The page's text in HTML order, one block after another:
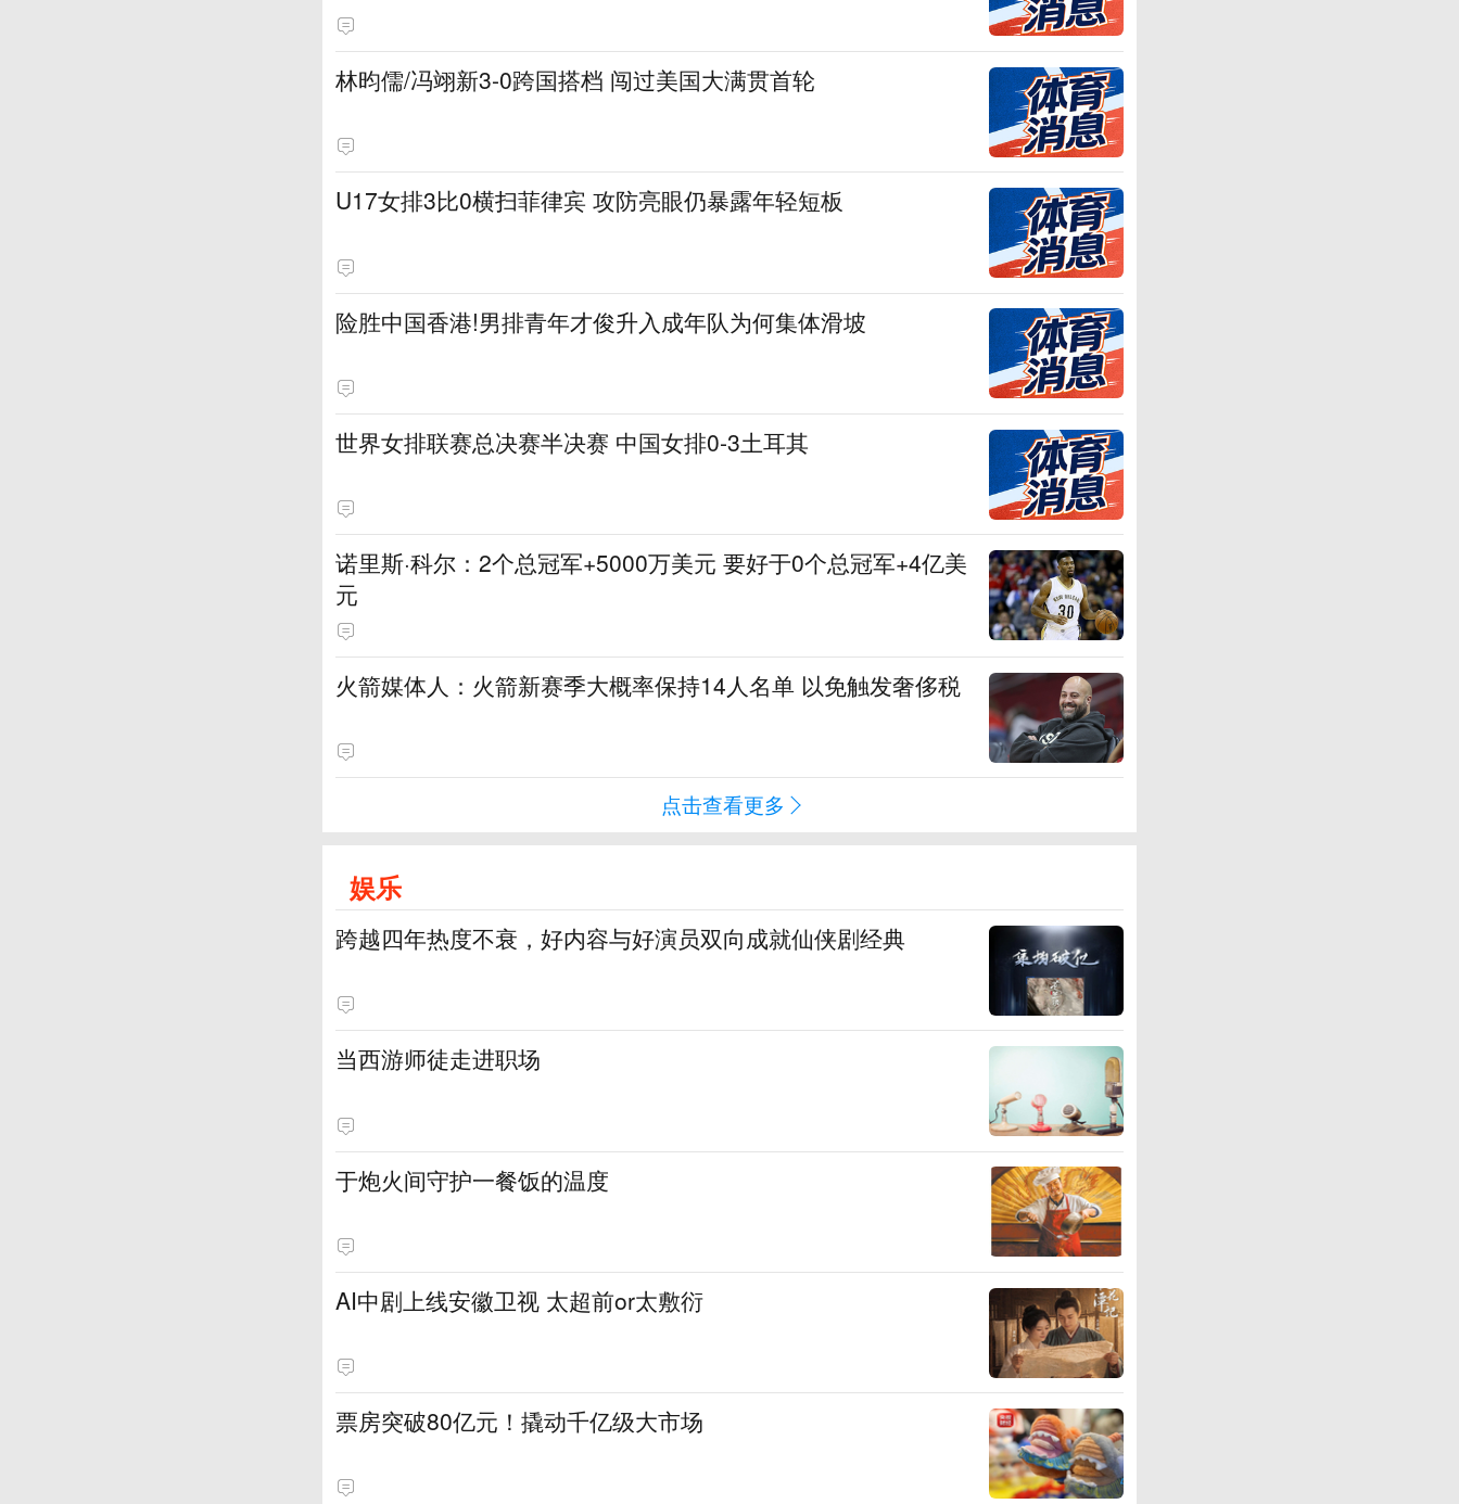
林昀儒/冯翊新3-0跨国搭档 闯过美国大满贯首轮
U17女排3比0横扫菲律宾 攻防亮眼仍暴露年轻短板
险胜中国香港!男排青年才俊升入成年队为何集体滑坡
世界女排联赛总决赛半决赛 中国女排0-3土耳其
诺里斯·科尔：2个总冠军+5000万美元 要好于0个总冠军+4亿美
元
火箭媒体人：火箭新赛季大概率保持14人名单 以免触发奢侈税
点击查看更多
娱乐
跨越四年热度不衰，好内容与好演员双向成就仙侠剧经典
当西游师徒走进职场
于炮火间守护一餐饭的温度
AI中剧上线安徽卫视 太超前or太敷衍
票房突破80亿元！撬动千亿级大市场